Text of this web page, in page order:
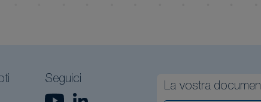
Seguici
La vostra